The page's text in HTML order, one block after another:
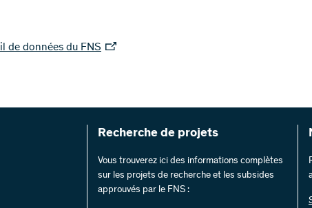
de données du FNS
Recherche de projets
Vous trouverez ici des informations complètes
sur les projets de recherche et les subsides
approuvés par le FNS :